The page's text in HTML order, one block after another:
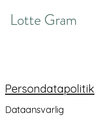
Lotte Gram
Persondatapolitik
Dataansvarlig